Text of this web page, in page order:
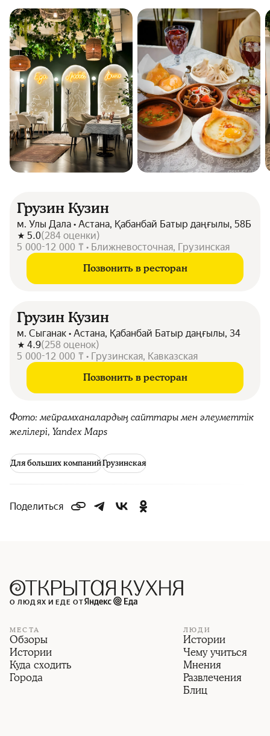
Грузин Кузин
м. Улы Дала • Астана, Қабанбай Батыр даңғылы, 58Б
5.0(284 оценки)
5 000-12 000 ₸ • Ближневосточная, Грузинская
Позвонить в ресторан
Грузин Кузин
м. Сыганак • Астана, Қабанбай Батыр даңғылы, 34
4.9(258 оценок)
5 000-12 000 ₸ • Грузинская, Кавказская
Позвонить в ресторан
Фото: мейрамханалардың сайттары мен әлеуметтік
желілері, Yandex Maps
Для больших компанийГрузинская
Поделиться
О ЛЮДЯХ И ЕДЕ ОТ
МЕСТА
Обзоры
Истории
Куда сходить
Города
ЛЮДИ
Истории
Чему учиться
Мнения
Развлечения
Блиц